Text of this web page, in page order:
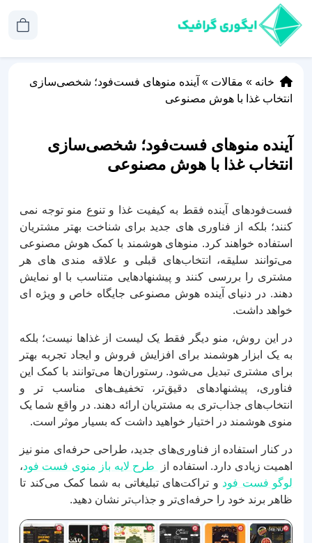
خانه » مقالات » آینده منوهای فست‌فود؛ شخصی‌سازی
انتخاب غذا با هوش مصنوعی
آینده منوهای فست‌فود؛ شخصی‌سازی
انتخاب غذا با هوش مصنوعی
فست‌فودهای آینده فقط به کیفیت غذا و تنوع منو توجه نمی‌
کنند؛ بلکه از فناوری‌ های جدید برای شناخت بهتر مشتریان
استفاده خواهند کرد. منوهای هوشمند با کمک هوش مصنوعی
می‌توانند سلیقه، انتخاب‌های قبلی و علاقه‌ مندی‌ های هر
مشتری را بررسی کنند و پیشنهادهایی متناسب با او نمایش
دهند. در دنیای آینده هوش مصنوعی جایگاه خاص و ویژه ای
خواهد داشت.
در این روش، منو دیگر فقط یک لیست از غذاها نیست؛ بلکه
به یک ابزار هوشمند برای افزایش فروش و ایجاد تجربه بهتر
برای مشتری تبدیل می‌شود. رستوران‌ها می‌توانند با کمک این
فناوری، پیشنهادهای دقیق‌تر، تخفیف‌های مناسب‌ تر و
انتخاب‌های جذاب‌تری به مشتریان ارائه دهند. در واقع شما یک
منوی هوشمند در اختیار خواهید داشت که بسیار موثر است.
در کنار استفاده از فناوری‌های جدید، طراحی حرفه‌ای منو نیز
اهمیت زیادی دارد. استفاده از
طرح لایه باز منوی فست فود،
لوگو فست فود و تراکت‌های تبلیغاتی به شما کمک می‌کند تا
ظاهر برند خود را حرفه‌ای‌تر و جذاب‌تر نشان دهید.